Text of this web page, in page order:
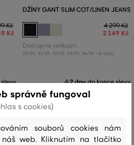
Kč
Kč
DŽÍNY GANT SLIM COT/LINEN JEANS
4 299 Kč
2 149 Kč
Dostupné velikosti:
30/32 31/32 32/32 33/32 36/32 +8 další
2 dnydo konce slevy
správně fungoval
s cookies)
souborů cookies nám
web. Kliknutím na tlačítko